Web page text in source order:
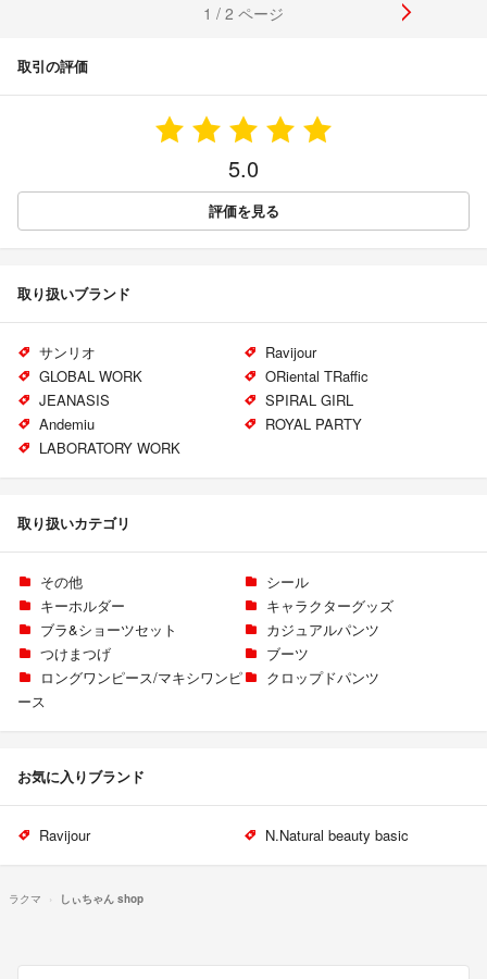
1 / 2 ページ
取引の評価
5.0
評価を見る
取り扱いブランド
サンリオ
Ravijour
GLOBAL WORK
ORiental TRaffic
JEANASIS
SPIRAL GIRL
Andemiu
ROYAL PARTY
LABORATORY WORK
取り扱いカテゴリ
その他
シール
キーホルダー
キャラクターグッズ
ブラ&ショーツセット
カジュアルパンツ
つけまつげ
ブーツ
ロングワンピース/マキシワンピ
ース
クロップドパンツ
お気に入りブランド
Ravijour N.Natural beauty basic
ラクマ しぃちゃん shop